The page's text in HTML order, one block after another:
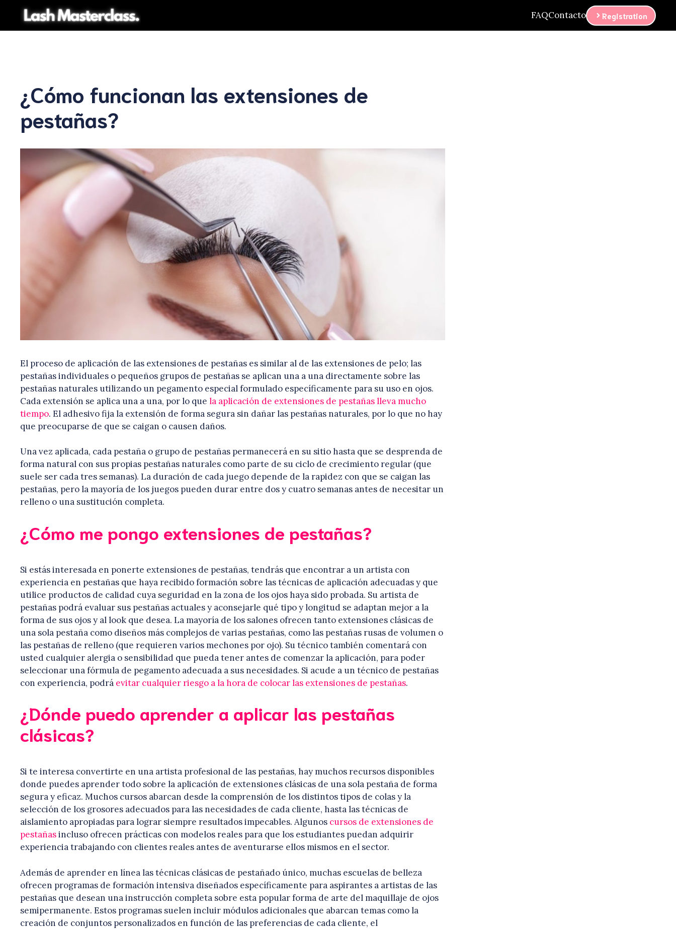
contenido
FAQContacto Registration
¿Cómo funcionan las extensiones de
pestañas?
El proceso de aplicación de las extensiones de pestañas es similar al de las extensiones de pelo; las
pestañas individuales o pequeños grupos de pestañas se aplican una a una directamente sobre las
pestañas naturales utilizando un pegamento especial formulado específicamente para su uso en ojos.
Cada extensión se aplica una a una, por lo que la aplicación de extensiones de pestañas lleva mucho
tiempo. El adhesivo fija la extensión de forma segura sin dañar las pestañas naturales, por lo que no hay
que preocuparse de que se caigan o causen daños.
Una vez aplicada, cada pestaña o grupo de pestañas permanecerá en su sitio hasta que se desprenda de
forma natural con sus propias pestañas naturales como parte de su ciclo de crecimiento regular (que
suele ser cada tres semanas). La duración de cada juego depende de la rapidez con que se caigan las
pestañas, pero la mayoría de los juegos pueden durar entre dos y cuatro semanas antes de necesitar un
relleno o una sustitución completa.
¿Cómo me pongo extensiones de pestañas?
Si estás interesada en ponerte extensiones de pestañas, tendrás que encontrar a un artista con
experiencia en pestañas que haya recibido formación sobre las técnicas de aplicación adecuadas y que
utilice productos de calidad cuya seguridad en la zona de los ojos haya sido probada. Su artista de
pestañas podrá evaluar sus pestañas actuales y aconsejarle qué tipo y longitud se adaptan mejor a la
forma de sus ojos y al look que desea. La mayoría de los salones ofrecen tanto extensiones clásicas de
una sola pestaña como diseños más complejos de varias pestañas, como las pestañas rusas de volumen o
las pestañas de relleno (que requieren varios mechones por ojo). Su técnico también comentará con
usted cualquier alergia o sensibilidad que pueda tener antes de comenzar la aplicación, para poder
seleccionar una fórmula de pegamento adecuada a sus necesidades. Si acude a un técnico de pestañas
con experiencia, podrá evitar cualquier riesgo a la hora de colocar las extensiones de pestañas.
¿Dónde puedo aprender a aplicar las pestañas
clásicas?
Si te interesa convertirte en una artista profesional de las pestañas, hay muchos recursos disponibles
donde puedes aprender todo sobre la aplicación de extensiones clásicas de una sola pestaña de forma
segura y eficaz. Muchos cursos abarcan desde la comprensión de los distintos tipos de colas y la
selección de los grosores adecuados para las necesidades de cada cliente, hasta las técnicas de
aislamiento apropiadas para lograr siempre resultados impecables. Algunos cursos de extensiones de
pestañasincluso ofrecen prácticas con modelos reales para que los estudiantes puedan adquirir
experiencia trabajando con clientes reales antes de aventurarse ellos mismos en el sector.
Además de aprender en línea las técnicas clásicas de pestañado único, muchas escuelas de belleza
ofrecen programas de formación intensiva diseñados específicamente para aspirantes a artistas de las
pestañas que desean una instrucción completa sobre esta popular forma de arte del maquillaje de ojos
semipermanente. Estos programas suelen incluir módulos adicionales que abarcan temas como la
creación de conjuntos personalizados en función de las preferencias de cada cliente, el